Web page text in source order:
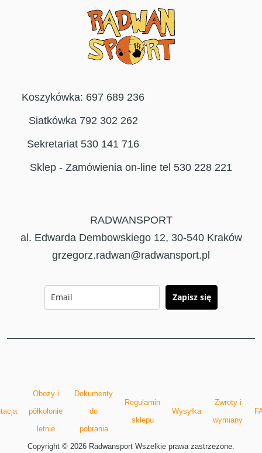
Koszykówka: 697 689 236
Siatkówka 792 302 262
Sekretariat 530 141 716
Sklep - Zamówienia on-line tel 530 228 221
RADWANSPORT
al. Edwarda Dembowskiego 12, 30-540 Kraków
grzegorz.radwan@radwansport.pl
Zapisz się
Obozy i
półkolonie
letnie
Dokumenty
do
pobrania
Regulamin
sklepu
Wysyłka
Zwroty i
wymiany
Copyright © 2026 Radwansport Wszelkie prawa zastrzeżone.